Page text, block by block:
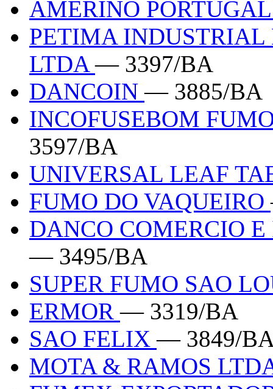
AMERINO
PETIMA INDUSTRIAL
LTDA— 3397/BA
DANCOIN— 3885/BA
INCOFUSEBOM
3597/BA
UNIVERSAL LEAF
FUMO DO VAQUEIRO
DANCO COMERCIO
— 3495/BA
SUPER FUMO SAO
ERMOR— 3319/BA
SAO FELIX— 3849/
MOTA & RAMOS